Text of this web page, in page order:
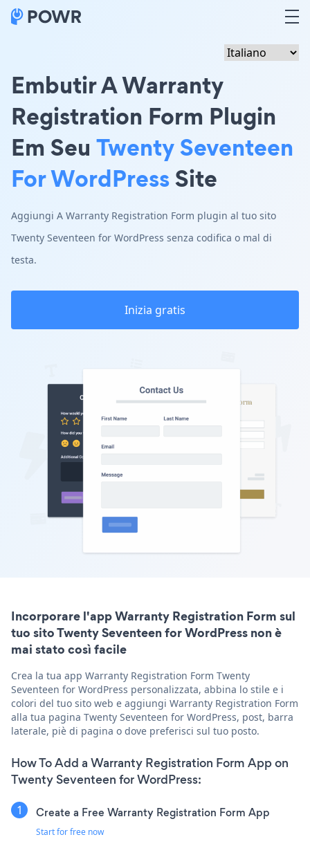
Embutir A Warranty
Registration Form Plugin
Em Seu Twenty Seventeen
For WordPressSite
Aggiungi A Warranty Registration Form plugin al tuo sito
Twenty Seventeen for WordPress senza codifica o mal di
testa.
Inizia gratis
Incorporare l'app Warranty Registration Form sul
tuo sito Twenty Seventeen for WordPress non è
mai stato così facile
Crea la tua app Warranty Registration Form Twenty
Seventeen for WordPress personalizzata, abbina lo stile e i
colori del tuo sito web e aggiungi Warranty Registration Form
alla tua pagina Twenty Seventeen for WordPress, post, barra
laterale, piè di pagina o dove preferisci sul tuo posto.
How To Add a Warranty Registration Form App on
Twenty Seventeen for WordPress:
Create a Free Warranty Registration Form App
Start for free now